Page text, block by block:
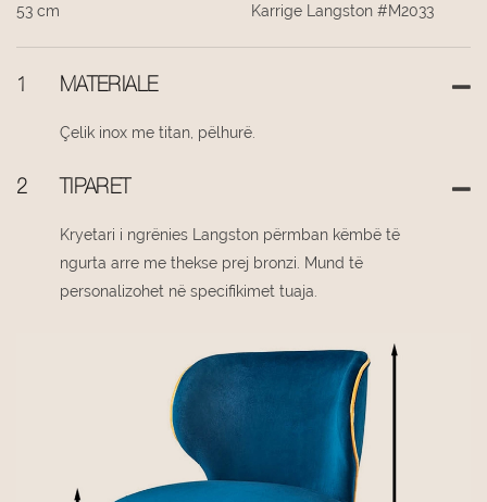
53 cm Karrige Langston #M2033
1 MATERIALE
Çelik inox me titan, pëlhurë.
2 TIPARET
Kryetari i ngrënies Langston përmban këmbë të
ngurta arre me thekse prej bronzi. Mund të
personalizohet në specifikimet tuaja.